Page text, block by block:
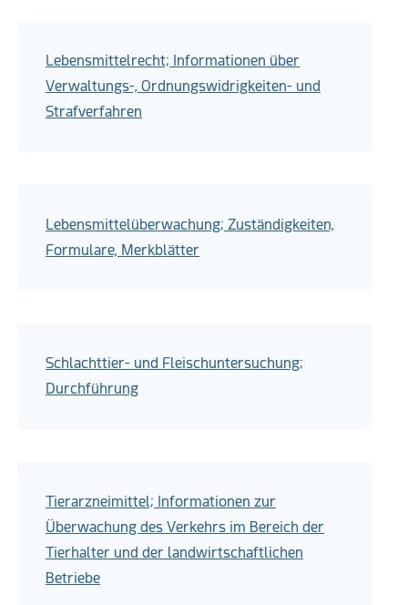
Lebensmittelrecht; Informationen über
Verwaltungs-, Ordnungswidrigkeiten- und
Strafverfahren
Lebensmittelüberwachung; Zuständigkeiten,
Formulare, Merkblätter
Schlachttier- und Fleischuntersuchung;
Durchführung
Tierarzneimittel; Informationen zur
Überwachung des Verkehrs im Bereich der
Tierhalter und der landwirtschaftlichen
Betriebe